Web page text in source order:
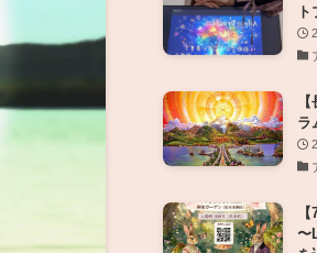
ラ
〜